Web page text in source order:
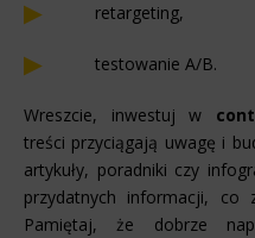
retargeting,
testowanie A/B.
Wreszcie, inwestuj w
treści przyciągają uwagę i
artykuły, poradniki czy
przydatnych informacji, co
Pamiętaj, że dobrze